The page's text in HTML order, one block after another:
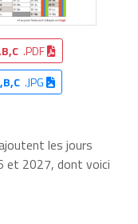
.PDF
.JPG
les jours
et 2027, dont voici